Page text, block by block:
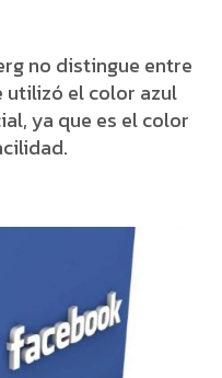
no distingue entre
utilizó el color azul
ya que es el color